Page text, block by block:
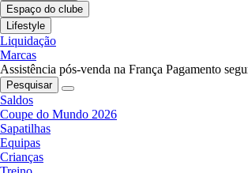
Espaço do clube
Lifestyle
Liquidação
Marcas
Assistência pós-venda na França Pagamento
Pesquisar
Saldos
Coupe do Mundo 2026
Sapatilhas
Equipas
Crianças